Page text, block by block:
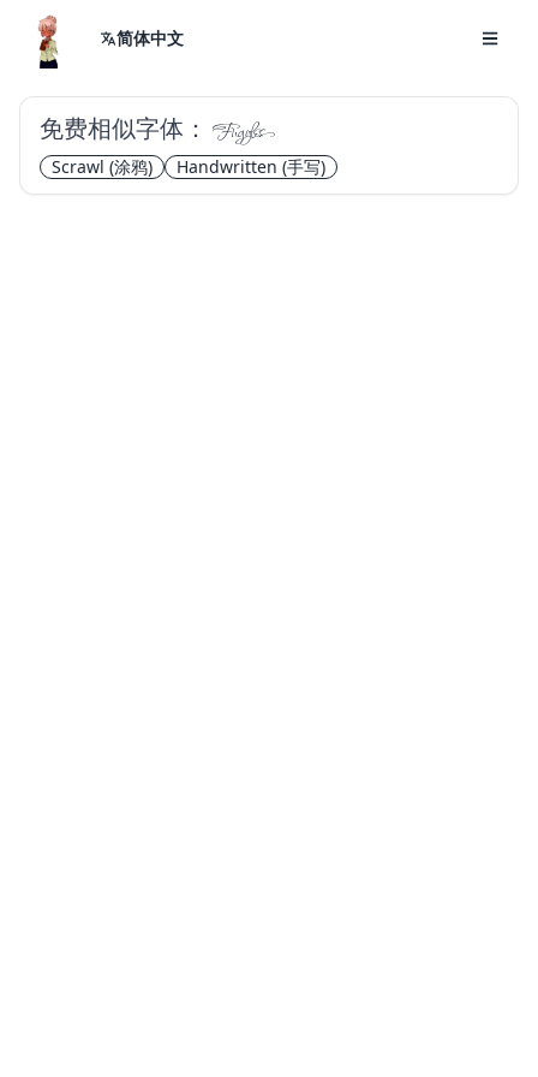
简体中文
免费相似字体： Fuggles
Scrawl (涂鸦) Handwritten (手写)